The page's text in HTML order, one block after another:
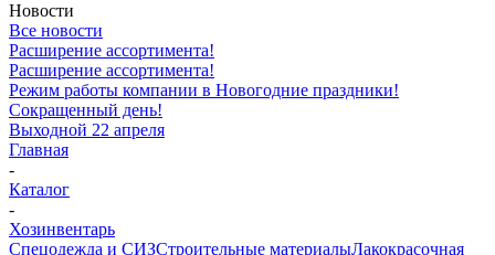
Новости
Все новости
Расширение ассортимента!
Расширение ассортимента!
Режим работы компании в Новогодние праздники!
Сокращенный день!
Выходной 22 апреля
Главная
-
Каталог
-
Хозинвентарь
Спецодежда и СИЗСтроительные материалыЛакокрасочная